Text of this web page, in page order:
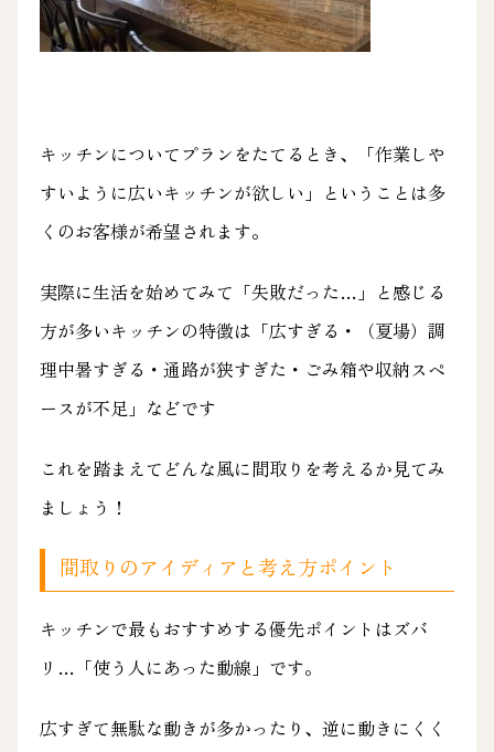
キッチンについてプランをたてるとき、「作業しや
すいように広いキッチンが欲しい」ということは多
くのお客様が希望されます。
実際に生活を始めてみて「失敗だった…」と感じる
方が多いキッチンの特徴は「広すぎる・（夏場）調
理中暑すぎる・通路が狭すぎた・ごみ箱や収納スペ
ースが不足」などです
これを踏まえてどんな風に間取りを考えるか見てみ
ましょう！
間取りのアイディアと考え方ポイント
キッチンで最もおすすめする優先ポイントはズバ
リ…「使う人にあった動線」です。
広すぎて無駄な動きが多かったり、逆に動きにくく